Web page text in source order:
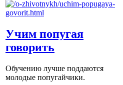
Учим попугая
говорить
Обучению лучше поддаются
молодые попугайчики.